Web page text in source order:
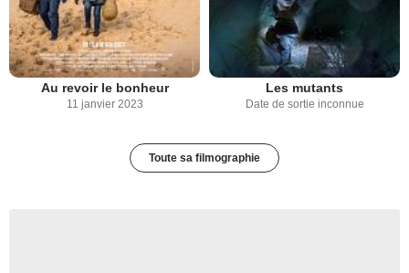
Au revoir le bonheur
11 janvier 2023
Les mutants
Date de sortie inconnue
Toute sa filmographie